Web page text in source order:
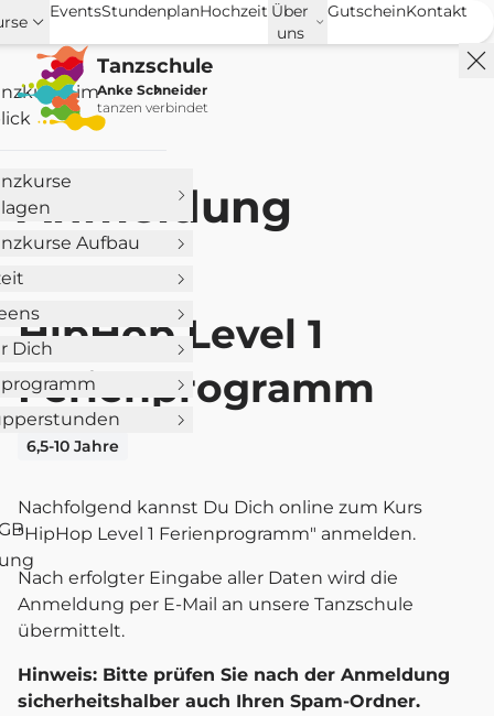
Tanzschule
Anke Schneider
tanzen verbindet
EventsStundenplanHochzeit Über
uns
GutscheinKontakt
im
Aufbau
Dich
Anmeldung
HipHop Level 1
Ferienprogramm
6,5-10 Jahre
Nachfolgend kannst Du Dich online zum Kurs
"HipHop Level 1 Ferienprogramm" anmelden.
Nach erfolgter Eingabe aller Daten wird die
Anmeldung per E-Mail an unsere Tanzschule
übermittelt.
Hinweis: Bitte prüfen Sie nach der Anmeldung
sicherheitshalber auch Ihren Spam-Ordner.